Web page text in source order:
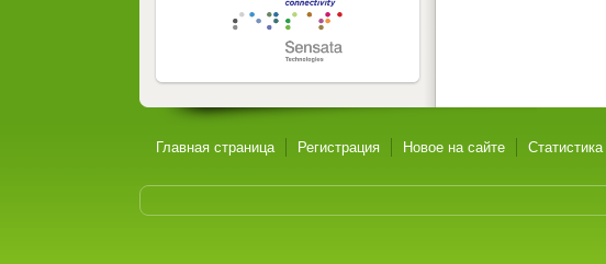
Главная страница Регистрация Новое на сайте Статистика